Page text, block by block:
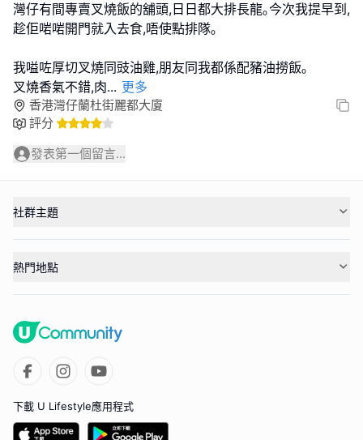
灣仔有間專賣叉燒飯的舖頭,日日都大排長龍｡今次我提早到,
趁佢啱啱開門就入去食,唔使點排隊｡
我嗌咗厚切叉燒同豉油雞,朋友同我都係配豬油撈飯｡
叉燒香氣不錯,肉... 更多
香港灣仔蘭杜街麗都大廈
評分
發表第一個留言...
社群主題
熱門地點
下載 U Lifestyle應用程式